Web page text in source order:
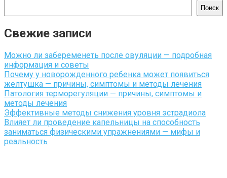
Поиск
Свежие записи
Можно ли забеременеть после овуляции — подробная
информация и советы
Почему у новорожденного ребенка может появиться
желтушка — причины, симптомы и методы лечения
Патология терморегуляции — причины, симптомы и
методы лечения
Эффективные методы снижения уровня эстрадиола
Влияет ли проведение капельницы на способность
заниматься физическими упражнениями — мифы и
реальность